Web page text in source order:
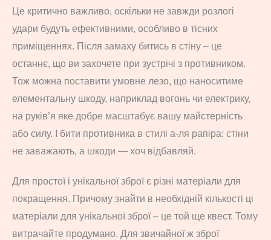
Це критично важливо, оскільки не завжди розлогі
удари будуть ефективними, особливо в тісних
приміщеннях. Після замаху битись в стіну – це
останнє, що ви захочете при зустрічі з противником.
Тож можна поставити умовне лезо, що наноситиме
елементальну шкоду, наприклад вогонь чи електрику,
на руків’я яке добре масштабує вашу майстерність
або силу. І бити противника в стилі а-ля рапіра: стіни
не заважають, а шкоди — хоч відбавляй.
Для простої і унікальної зброї є різні матеріали для
покращення. Причому знайти в необхідній кількості ці
матеріали для унікальної зброї – це той ще квест. Тому
витрачайте продумано. Для звичайної ж зброї